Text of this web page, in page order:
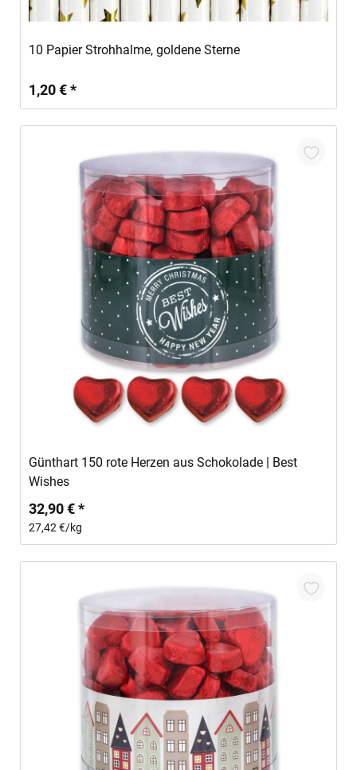
In den Warenkorb
10 Papier Strohhalme, goldene Sterne
1,20 € *
In den Warenkorb
Günthart 150 rote Herzen aus Schokolade | Best
Wishes
32,90 € *
27,42 €/kg